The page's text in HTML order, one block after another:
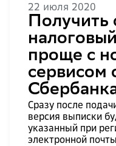
22 июля 2020
Получить
проще с
Сразу после
версия выписки
указанный при
электронной